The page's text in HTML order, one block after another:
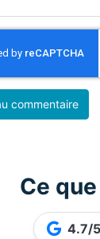
Ce
4.7/5